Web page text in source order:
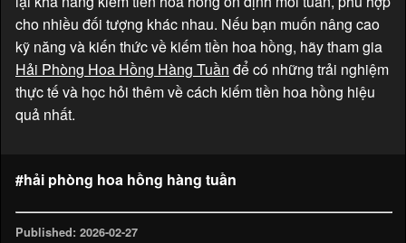
cho nhiều đối tượng khác nhau. Nếu bạn muốn nâng cao
kỹ năng và kiến thức về kiếm tiền hoa hồng, hãy tham gia
Hải Phòng Hoa Hồng Hàng Tuần để có những trải nghiệm
thực tế và học hỏi thêm về cách kiếm tiền hoa hồng hiệu
quả nhất.
#hải phòng hoa hồng hàng tuần
Published: 2026-02-27